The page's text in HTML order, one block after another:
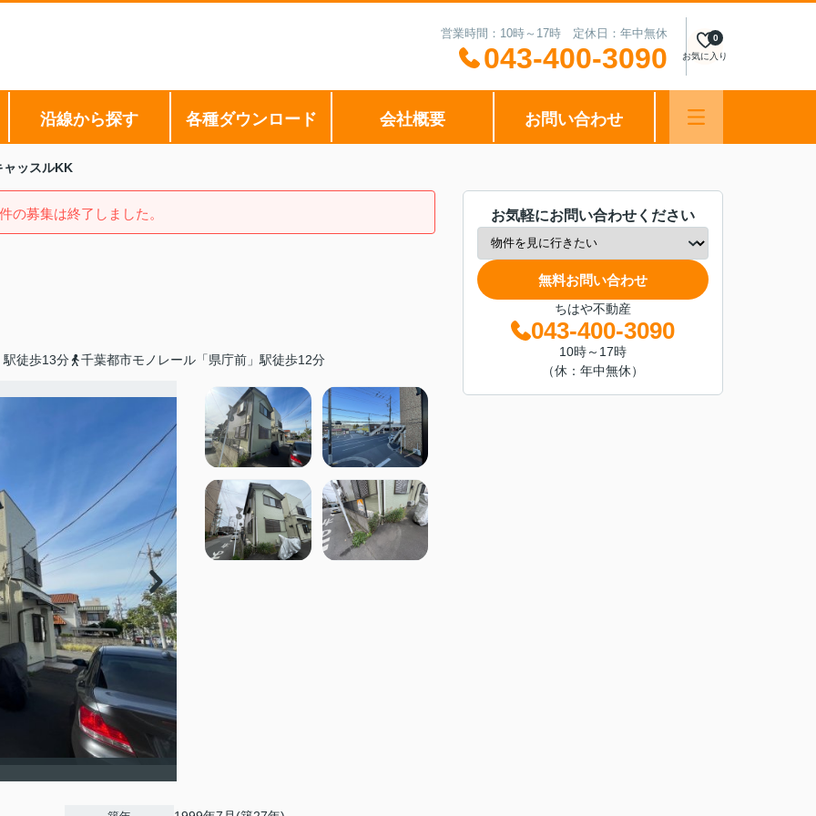
営業時間：10時～17時 定休日：年中無休
043-400-3090 お気に入り
0
沿線から探す 各種ダウンロード 会社概要 お問い合わせ
ャッスルKK
の募集は終了しました。
駅徒歩13分 千葉都市モノレール「県庁前」駅徒歩12分
お気軽にお問い合わせください
無料お問い合わせ
ちはや不動産
043-400-3090
10時～17時
（休：年中無休）